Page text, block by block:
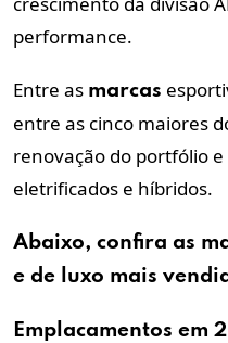
performance.
Entre as marcas
entre as cinco maiores
renovação do portfólio
eletrificados e híbridos.
Abaixo, confira as
e de
luxo mais
Emplacamentos em